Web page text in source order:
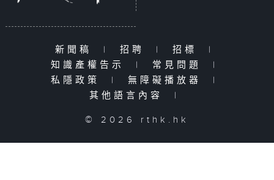
新聞稿 | 招聘 | 招標
|
知識產權告示
| 常見問題
|
私隱政策
| 無障礙播放器
|
其他語言內容
|
© 2026 rthk.hk